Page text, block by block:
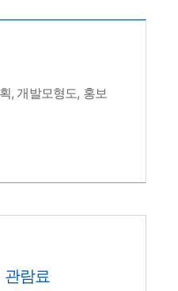
, 개발모형도, 홍보
관람료